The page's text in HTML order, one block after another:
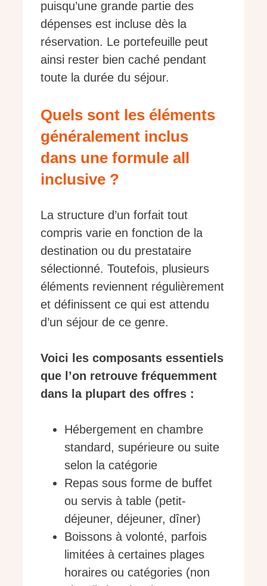
puisqu’une grande partie des
dépenses est incluse dès la
réservation. Le portefeuille peut
ainsi rester bien caché pendant
toute la durée du séjour.
Quels sont les éléments
généralement inclus
dans une formule all
inclusive ?
La structure d’un forfait tout
compris varie en fonction de la
destination ou du prestataire
sélectionné. Toutefois, plusieurs
éléments reviennent régulièrement
et définissent ce qui est attendu
d’un séjour de ce genre.
Voici les composants essentiels
que l’on retrouve fréquemment
dans la plupart des offres :
Hébergement en chambre
standard, supérieure ou suite
selon la catégorie
Repas sous forme de buffet
ou servis à table (petit-
déjeuner, déjeuner, dîner)
Boissons à volonté, parfois
limitées à certaines plages
horaires ou catégories (non